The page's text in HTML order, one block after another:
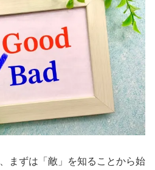
まずは「敵」を知ることから始